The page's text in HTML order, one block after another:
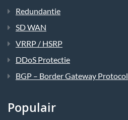
Redundantie
SD WAN
VRRP / HSRP
DDoS Protectie
BGP – Border Gateway Protocol
Populair